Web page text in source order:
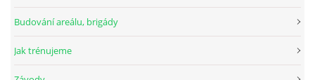
Budování areálu, brigády
Jak trénujeme